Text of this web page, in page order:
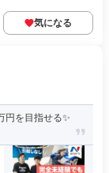
気になる
円を目指せる✨